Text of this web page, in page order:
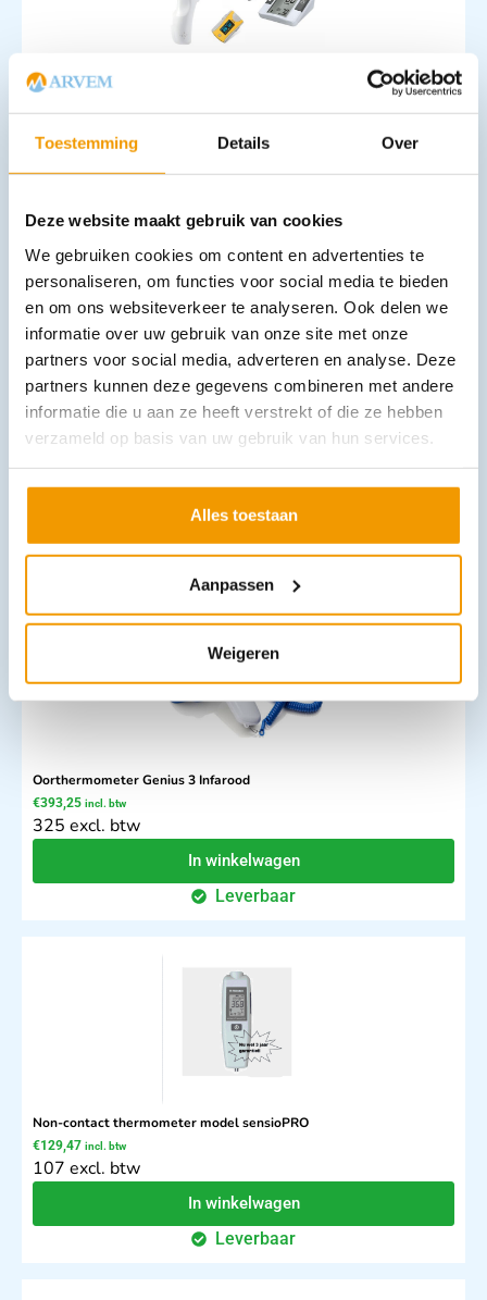
Toestemming Details Over
Deze website maakt gebruik van cookies
We gebruiken cookies om content en advertenties te
personaliseren, om functies voor social media te bieden
en om ons websiteverkeer te analyseren. Ook delen we
informatie over uw gebruik van onze site met onze
partners voor social media, adverteren en analyse. Deze
partners kunnen deze gegevens combineren met andere
informatie die u aan ze heeft verstrekt of die ze hebben
verzameld op basis van uw gebruik van hun services.
Alles toestaan
Aanpassen
Weigeren
Zelftest Bloeddruk, Temperatuur en Saturatie
€180,29 incl. btw
149 excl. btw
In winkelwagen
Leverbaar
Thermometer hoesjes Digitemp zonder gel
26.58 excl. btw
Opties bekijken
Leverbaar
Oorthermometer Genius 3 Infarood
€393,25 incl. btw
325 excl. btw
In winkelwagen
Leverbaar
Non-contact thermometer model sensioPRO
€129,47 incl. btw
107 excl. btw
In winkelwagen
Leverbaar